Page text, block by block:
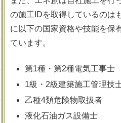
の施工IDを取得しているのは
に以下の国家資格や技能を保
ています。
第1種・第2種電気工事士
1級・2級建築施工管理技
乙種4類危険物取扱者
液化石油ガス設備士